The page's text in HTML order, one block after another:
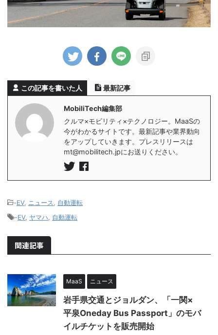
この記事を書いた人 最新記事
MobiliTech編集部
クルマ×モビリティ×テクノロジー。MaaSの
今がわかるサイトです。最新記事や業界動向
をアップしていきます。プレスリリースは
mt@mobilitech.jpにお送りください。
-EV, ニュース
自動運転
-EV, ヤマハ 自動運転
関連記事
MaaS ニュース
岩手県交通とジョルダン、「一関×
平泉Oneday Bus Passport」のモバ
イルチケットを販売開始